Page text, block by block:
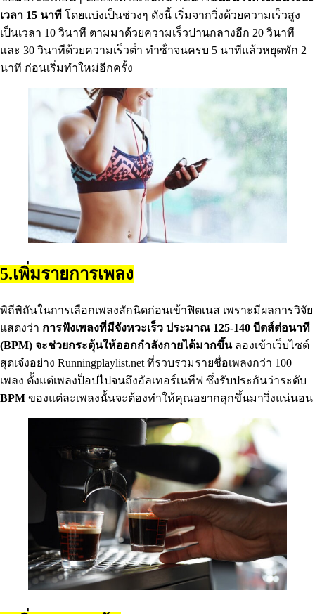
เวลา 15 นาที โดยแบ่งเป็นช่วงๆ ดังนี้ เริ่มจากวิ่งด้วยความเร็วสูง
เป็นเวลา 10 วินาที ตามมาด้วยความเร็วปานกลางอีก 20 วินาที
และ 30 วินาทีด้วยความเร็วต่ํา ทําซ้ําจนครบ 5 นาทีแล้วหยุดพัก 2
นาที ก่อนเริ่มทําใหม่อีกครั้ง
5.เพิ่มรายการเพลง
พิถีพิถันในการเลือกเพลงสักนิดก่อนเข้าฟิตเนส เพราะมีผลการวิจัย
แสดงว่า การฟังเพลงที่มีจังหวะเร็ว ประมาณ 125-140 บีตส์ต่อนาที
(BPM) จะช่วยกระตุ้นให้ออกกําลังกายได้มากขึ้นลองเข้าเว็บไซต์
สุดเจ๋งอย่าง Runningplaylist.net ที่รวบรวมรายชื่อเพลงกว่า 100
เพลง ตั้งแต่เพลงป็อปไปจนถึงอัลเทอร์เนทีฟ ซึ่งรับประกันว่าระดับ
BPM ของแต่ละเพลงนั้นจะต้องทําให้คุณอยากลุกขึ้นมาวิ่งแน่นอน